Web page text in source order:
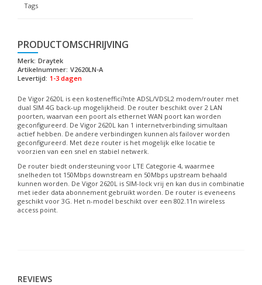
Tags
PRODUCTOMSCHRIJVING
Merk: Draytek
Artikelnummer: V2620LN-A
Levertijd: 1-3 dagen
De Vigor 2620L is een kosteneffici?nte ADSL/VDSL2 modem/router met
dual SIM 4G back-up mogelijkheid. De router beschikt over 2 LAN
poorten, waarvan een poort als ethernet WAN poort kan worden
geconfigureerd. De Vigor 2620L kan 1 internetverbinding simultaan
actief hebben. De andere verbindingen kunnen als failover worden
geconfigureerd. Met deze router is het mogelijk elke locatie te
voorzien van een snel en stabiel netwerk.
De router biedt ondersteuning voor LTE Categorie 4, waarmee
snelheden tot 150Mbps downstream en 50Mbps upstream behaald
kunnen worden. De Vigor 2620L is SIM-lock vrij en kan dus in combinatie
met ieder data abonnement gebruikt worden. De router is eveneens
geschikt voor 3G. Het n-model beschikt over een 802.11n wireless
access point.
REVIEWS